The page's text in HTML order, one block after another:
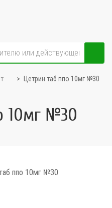
Цетрин таб ппо 10мг №30
10мг №30